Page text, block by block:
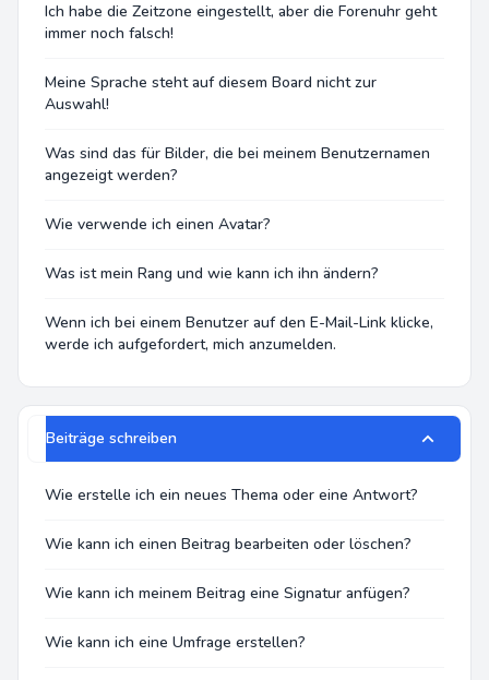
Ich habe die Zeitzone eingestellt, aber die Forenuhr geht
immer noch falsch!
Meine Sprache steht auf diesem Board nicht zur
Auswahl!
Was sind das für Bilder, die bei meinem Benutzernamen
angezeigt werden?
Wie verwende ich einen Avatar?
Was ist mein Rang und wie kann ich ihn ändern?
Wenn ich bei einem Benutzer auf den E-Mail-Link klicke,
werde ich aufgefordert, mich anzumelden.
Beiträge schreiben
Wie erstelle ich ein neues Thema oder eine Antwort?
Wie kann ich einen Beitrag bearbeiten oder löschen?
Wie kann ich meinem Beitrag eine Signatur anfügen?
Wie kann ich eine Umfrage erstellen?